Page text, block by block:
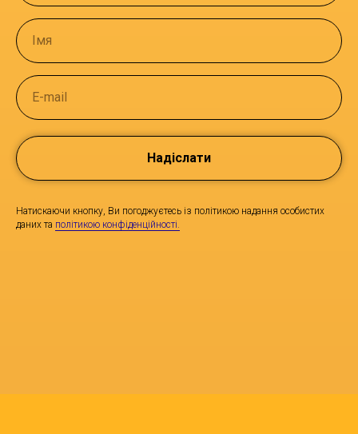
Імя
E-mail
Надіслати
Натискаючи кнопку, Ви погоджуєтесь із політикою надання особистих
даних та політикою конфіденційності.